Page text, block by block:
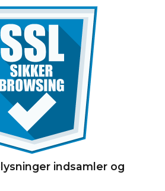
indsamler og